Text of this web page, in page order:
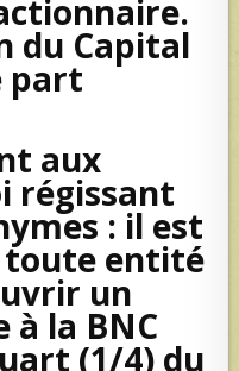
du Capital
part
aux
régissant
: il est
entité
un
à la BNC
(1/4) du